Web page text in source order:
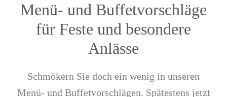
Menü- und Buffetvorschläge
für Feste und besondere
Anlässe
Schmökern Sie doch ein wenig in unseren
Menü- und Buffetvorschlägen. Spätestens jetzt